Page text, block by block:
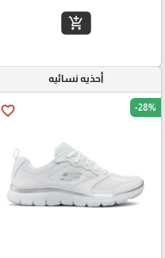
add_shopping_cart
أحذيه نسائيه
favorite_border -28%